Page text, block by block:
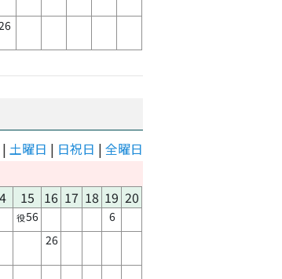
| 土曜日 | 日祝日 | 全曜日
15 16 17 18 19 20
役56 6
26